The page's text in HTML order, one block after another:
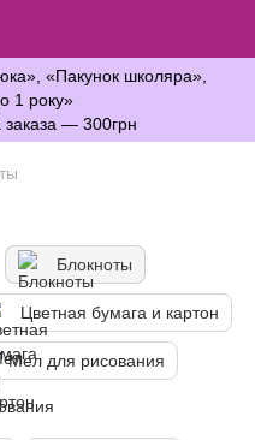
«Пакунок школяра»,
1 року»
— 300грн
Блокноты
Цветная бумага и картон
Мел для рисования